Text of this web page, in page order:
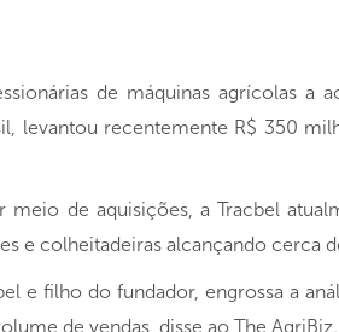
de máquinas agrícolas a
levantou recentemente R$ 350
de aquisições, a Tracbel
e colheitadeiras alcançando cerca
e filho do fundador, engrossa a
de vendas, disse ao The AgriBiz.